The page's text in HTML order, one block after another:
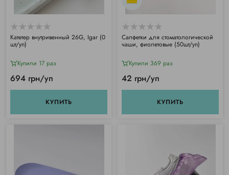
Катетер внутривенный 26G, Igar (0
шт/уп)
Купили 17 раз
694 грн/уп
КУПИТЬ
Салфетки для стоматологической
чаши, фиолетовые (50шт/уп)
Купили 369 раз
42 грн/уп
КУПИТЬ